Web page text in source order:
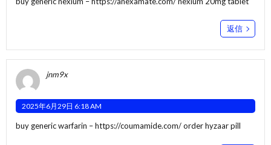
返信
jnm9x
2025年6月29日 6:18 AM
buy generic warfarin –https://coumamide.com/order hyzaar pill